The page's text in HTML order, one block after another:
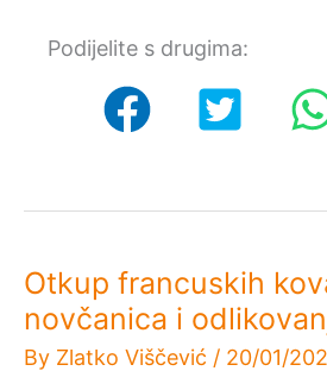
i
Podijelite s drugima:
Otkup francuskih
novčanica i
By Zlatko Viščević / 20/01/